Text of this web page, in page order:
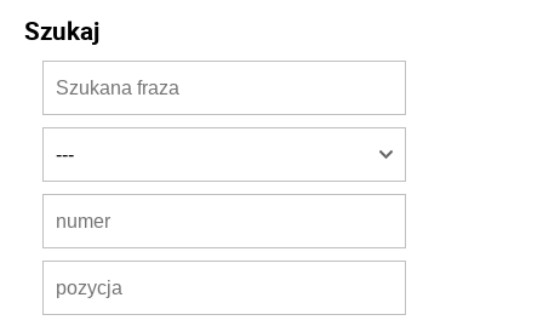
Szukaj